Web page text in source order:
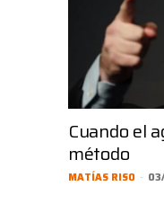
Cuando el
método
MATÍAS RISO -